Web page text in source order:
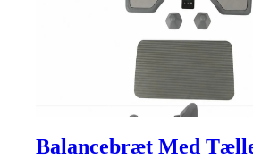
Balancebræt Med